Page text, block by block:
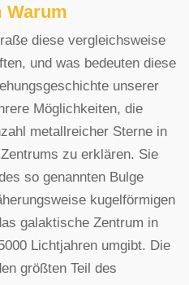
Warum
diese vergleichsweise
und was bedeuten diese
unserer
Möglichkeiten, die
metallreicher Sterne in
zu erklären. Sie
so genannten Bulge
kugelförmigen
galaktische Zentrum in
Lichtjahren umgibt. Die
größten Teil des